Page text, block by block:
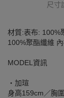
尺寸
材質:表布: 100%
100%聚酯纖維
MODEL資訊
‧加瑄
身高159cm／胸